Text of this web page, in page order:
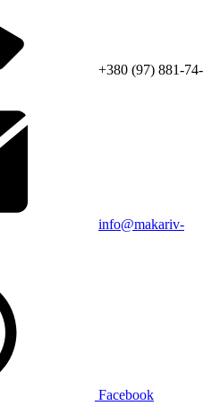
+380 (97) 881-74-
info@makariv-
Facebook